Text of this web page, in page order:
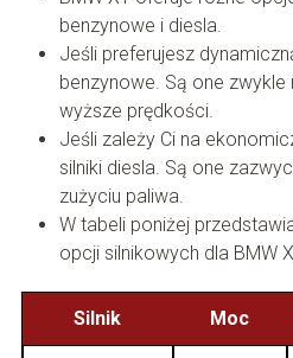
benzynowe i diesla.
Jeśli preferujesz
benzynowe. Są one
wyższe prędkości.
Jeśli zależy Ci na
silniki diesla. Są one
zużyciu paliwa.
W tabeli poniżej
opcji silnikowych dla BMW
Silnik Moc